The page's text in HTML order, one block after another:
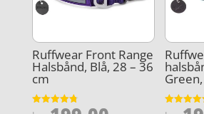
Ruffwear Front Range
Halsbånd, Blå, 28 – 36
cm
Vurderet Vurderet